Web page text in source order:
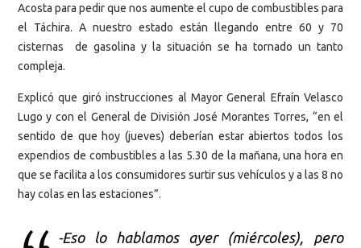
Acosta para pedir que nos aumente el cupo de combustibles para
el Táchira. A nuestro estado están llegando entre 60 y 70
cisternas de gasolina y la situación se ha tornado un tanto
compleja.
Explicó que giró instrucciones al Mayor General Efraín Velasco
Lugo y con el General de División José Morantes Torres, “en el
sentido de que hoy (jueves) deberían estar abiertos todos los
expendios de combustibles a las 5.30 de la mañana, una hora en
que se facilita a los consumidores surtir sus vehículos y a las 8 no
hay colas en las estaciones”.
-Eso lo hablamos ayer (miércoles), pero